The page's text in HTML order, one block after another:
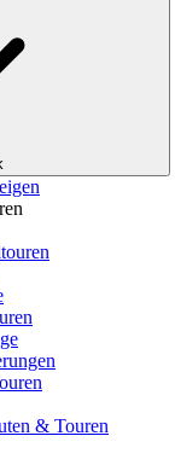
& Touren